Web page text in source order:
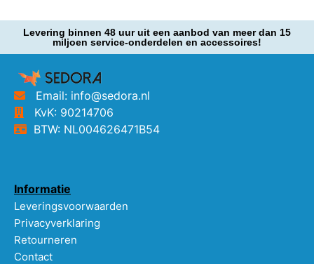
Levering binnen 48 uur uit een aanbod van meer dan 15
miljoen service-onderdelen en accessoires!
Email: info@sedora.nl
KvK: 90214706
BTW: NL004626471B54
Informatie
Leveringsvoorwaarden
Privacyverklaring
Retourneren
Contact